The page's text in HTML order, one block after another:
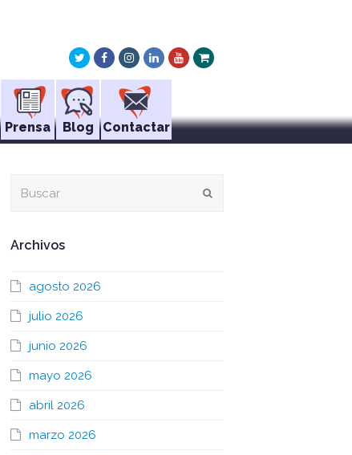
TwitterFacebookInstagram
LinkedInYoutube
Xing
Prensa Blog Contactar
Archivos
agosto 2026
julio 2026
junio 2026
mayo 2026
abril 2026
marzo 2026